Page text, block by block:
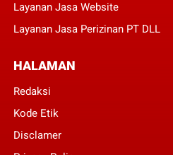
Layanan Jasa Website
Layanan Jasa Perizinan PT DLL
HALAMAN
Redaksi
Kode Etik
Disclamer